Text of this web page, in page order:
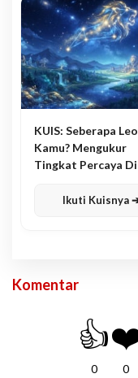
KUIS: Seberapa
Kamu? Mengukur
Tingkat Percaya
Ikuti Kuisnya
Komentar
👍
0 0